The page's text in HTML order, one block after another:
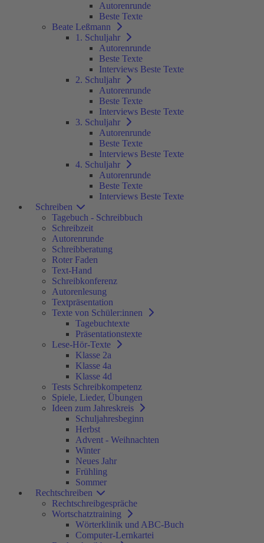
Autorenrunde
Beste Texte
Beate Leßmann
1. Schuljahr
Autorenrunde
Beste Texte
Interviews Beste Texte
2. Schuljahr
Autorenrunde
Beste Texte
Interviews Beste Texte
3. Schuljahr
Autorenrunde
Beste Texte
Interviews Beste Texte
4. Schuljahr
Autorenrunde
Beste Texte
Interviews Beste Texte
Schreiben
Tagebuch - Schreibbuch
Schreibzeit
Autorenrunde
Schreibberatung
Roter Faden
Text-Hand
Schreibkonferenz
Autorenlesung
Textpräsentation
Texte von Schüler:innen
Tagebuchtexte
Präsentationstexte
Lese-Hör-Texte
Klasse 2a
Klasse 4a
Klasse 4d
Tests Schreibkompetenz
Spiele, Lieder, Übungen
Ideen zum Jahreskreis
Schuljahresbeginn
Herbst
Advent - Weihnachten
Winter
Neues Jahr
Frühling
Sommer
Rechtschreiben
Rechtschreibgespräche
Wortschatztraining
Wörterklinik und ABC-Buch
Computer-Lernkartei